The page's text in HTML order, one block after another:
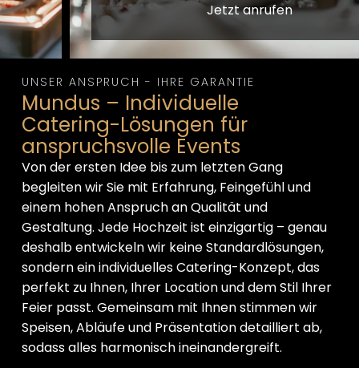
Jetzt anrufen
UNSER ANSPRUCH - IHRE GARANTIE
Mundus – Individuelle
Catering-Lösungen für
anspruchsvolle Events
Von der ersten Idee bis zum letzten Gang
begleiten wir Sie mit Erfahrung, Feingefühl und
einem hohen Anspruch an Qualität und
Gestaltung. Jede Hochzeit ist einzigartig – genau
deshalb entwickeln wir keine Standardlösungen,
sondern ein individuelles Catering-Konzept, das
perfekt zu Ihnen, Ihrer Location und dem Stil Ihrer
Feier passt. Gemeinsam mit Ihnen stimmen wir
Speisen, Abläufe und Präsentation detailliert ab,
sodass alles harmonisch ineinandergreift.